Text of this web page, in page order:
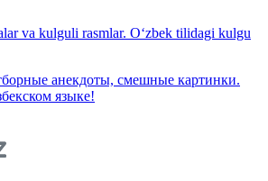
va kulguli rasmlar. O‘zbek tilidagi kulgu
анекдоты, смешные картинки.
языке!